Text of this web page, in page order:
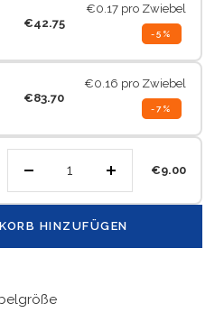
€42.75
€0.17 pro Zwiebel
-5%
€83.70
€0.16 pro Zwiebel
-7%
verringern
Menge
€9.00
HINZUFÜGEN